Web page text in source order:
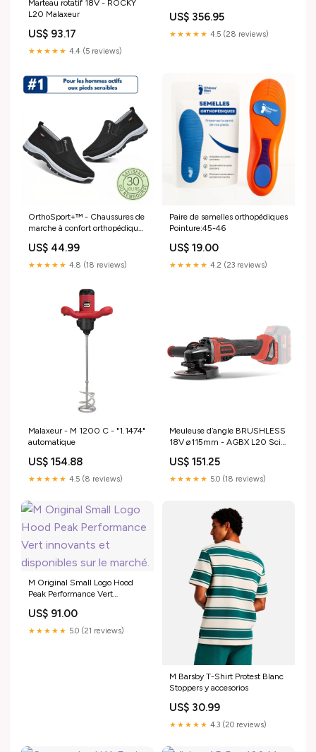
Marteau rotatif 18V - ROCKY
L20 Malaxeur
US$ 93.17
★★★★★ 4.4 (5 reviews)
US$ 356.95
★★★★★ 4.5 (28 reviews)
OrthoSport+™ - Chaussures de
marche à confort orthopédique
US$ 44.99
★★★★★ 4.8 (18 reviews)
Paire de semelles orthopédiques
Pointure:45-46
US$ 19.00
★★★★★ 4.2 (23 reviews)
Malaxeur - M 1200 C - "1.1474"
automatique
US$ 154.88
★★★★★ 4.5 (8 reviews)
Meuleuse d’angle BRUSHLESS
18V ø115mm - AGBX L20 Scie
US$ 151.25
★★★★★ 5.0 (18 reviews)
M Original Small Logo Hood
Peak Performance Vert
marché.
US$ 91.00
★★★★★ 5.0 (21 reviews)
M Barsby T-Shirt Protest Blanc
Stoppers y accesorios
US$ 30.99
★★★★★ 4.3 (20 reviews)